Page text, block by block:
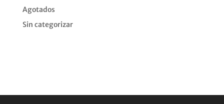
Agotados
Sin categorizar